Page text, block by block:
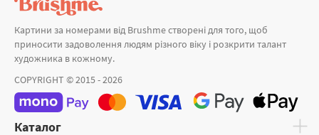
Картини за номерами від Brushme створені для того, щоб
приносити задоволення людям різного віку і розкрити талант
художника в кожному.
COPYRIGHT © 2015 - 2026
Каталог